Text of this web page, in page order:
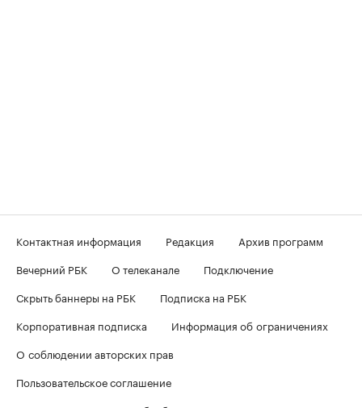
Контактная информация Редакция
Архив программ
Вечерний РБК
О телеканале
Подключение
Скрыть баннеры на РБК
Подписка на РБК
Корпоративная подписка
Информация об ограничениях
О соблюдении авторских прав
Пользовательское соглашение